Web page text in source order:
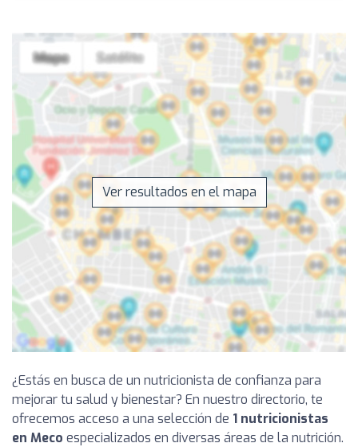
Ver resultados en el mapa
¿Estás en busca de un nutricionista de confianza para
mejorar tu salud y bienestar? En nuestro directorio, te
ofrecemos acceso a una selección de 1 nutricionistas
en Meco especializados en diversas áreas de la nutrición.